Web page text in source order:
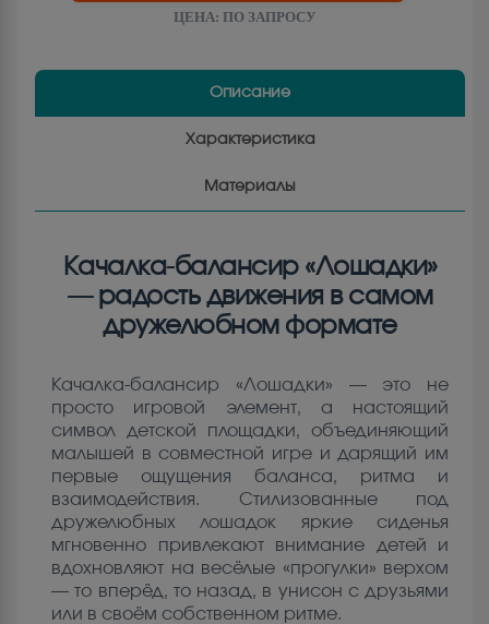
ЦЕНА: ПО ЗАПРОСУ
Описание
Характеристика
Материалы
Качалка-балансир «Лошадки»
— радость движения в самом
дружелюбном формате
Качалка-балансир «Лошадки» — это не
просто игровой элемент, а настоящий
символ детской площадки, объединяющий
малышей в совместной игре и дарящий им
первые ощущения баланса, ритма и
взаимодействия. Стилизованные под
дружелюбных лошадок яркие сиденья
мгновенно привлекают внимание детей и
вдохновляют на весёлые «прогулки» верхом
— то вперёд, то назад, в унисон с друзьями
или в своём собственном ритме.